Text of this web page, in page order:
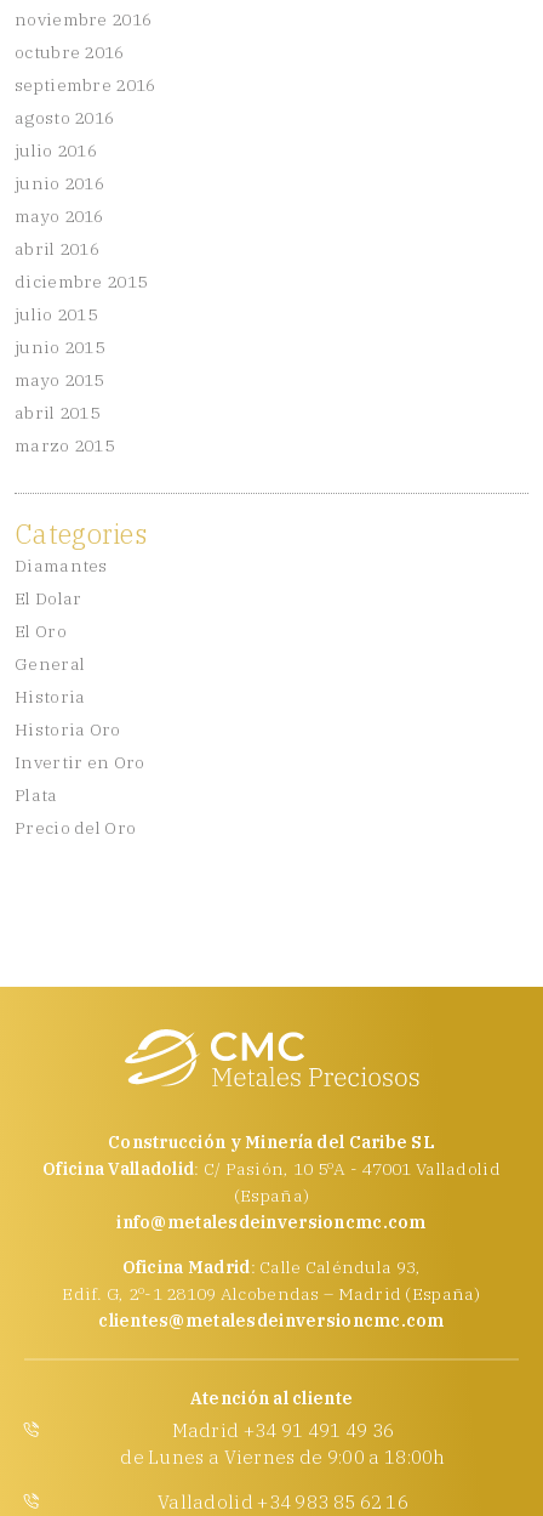
noviembre 2016
octubre 2016
septiembre 2016
agosto 2016
julio 2016
junio 2016
mayo 2016
abril 2016
diciembre 2015
julio 2015
junio 2015
mayo 2015
abril 2015
marzo 2015
Categories
Diamantes
El Dolar
El Oro
General
Historia
Historia Oro
Invertir en Oro
Plata
Precio del Oro
Construcción y Minería del Caribe SL
Oficina Valladolid: C/ Pasión, 10 5ºA - 47001 Valladolid
(España)
info@metalesdeinversioncmc.com
Oficina Madrid: Calle Caléndula 93,
Edif. G, 2º-1 28109 Alcobendas – Madrid (España)
clientes@metalesdeinversioncmc.com
Atención al cliente
Madrid +34 91 491 49 36
de Lunes a Viernes de 9:00 a 18:00h
Valladolid +34 983 85 62 16